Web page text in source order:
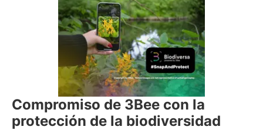
Compromiso de 3Bee con la
protección de la biodiversidad